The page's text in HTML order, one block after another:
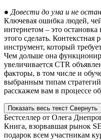
● Довести до ума и не
Ключевая ошибка людей, чей
интернетом – это
этого сделать. Контекстная
инструмент, который
Чем дольше она
увеличивается CTR
факторы, в том числе и
выбранным типам
расскажем вам в процессе
Показать весь текст Свернуть
Бестселлер от Олега
Книга, взорвавшая рынок
подарок всем участникам